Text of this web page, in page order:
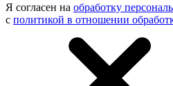
Я согласен на обработку
с политикой в отношении